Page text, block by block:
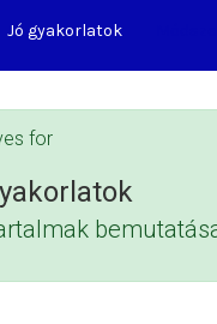
Jó gyakorlatok
for